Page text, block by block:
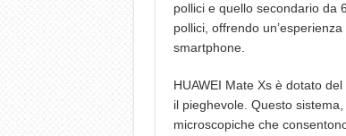
pollici e quello secondario da
pollici, offrendo
smartphone.
HUAWEI Mate Xs è dotato
il pieghevole. Questo
microscopiche che